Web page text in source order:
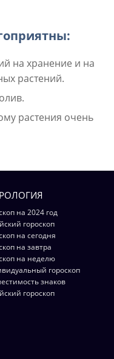
на хранение и на
растений.
растения очень
на 2024 год
гороскоп
на сегодня
на завтра
на неделю
гороскоп
знаков
гороскоп